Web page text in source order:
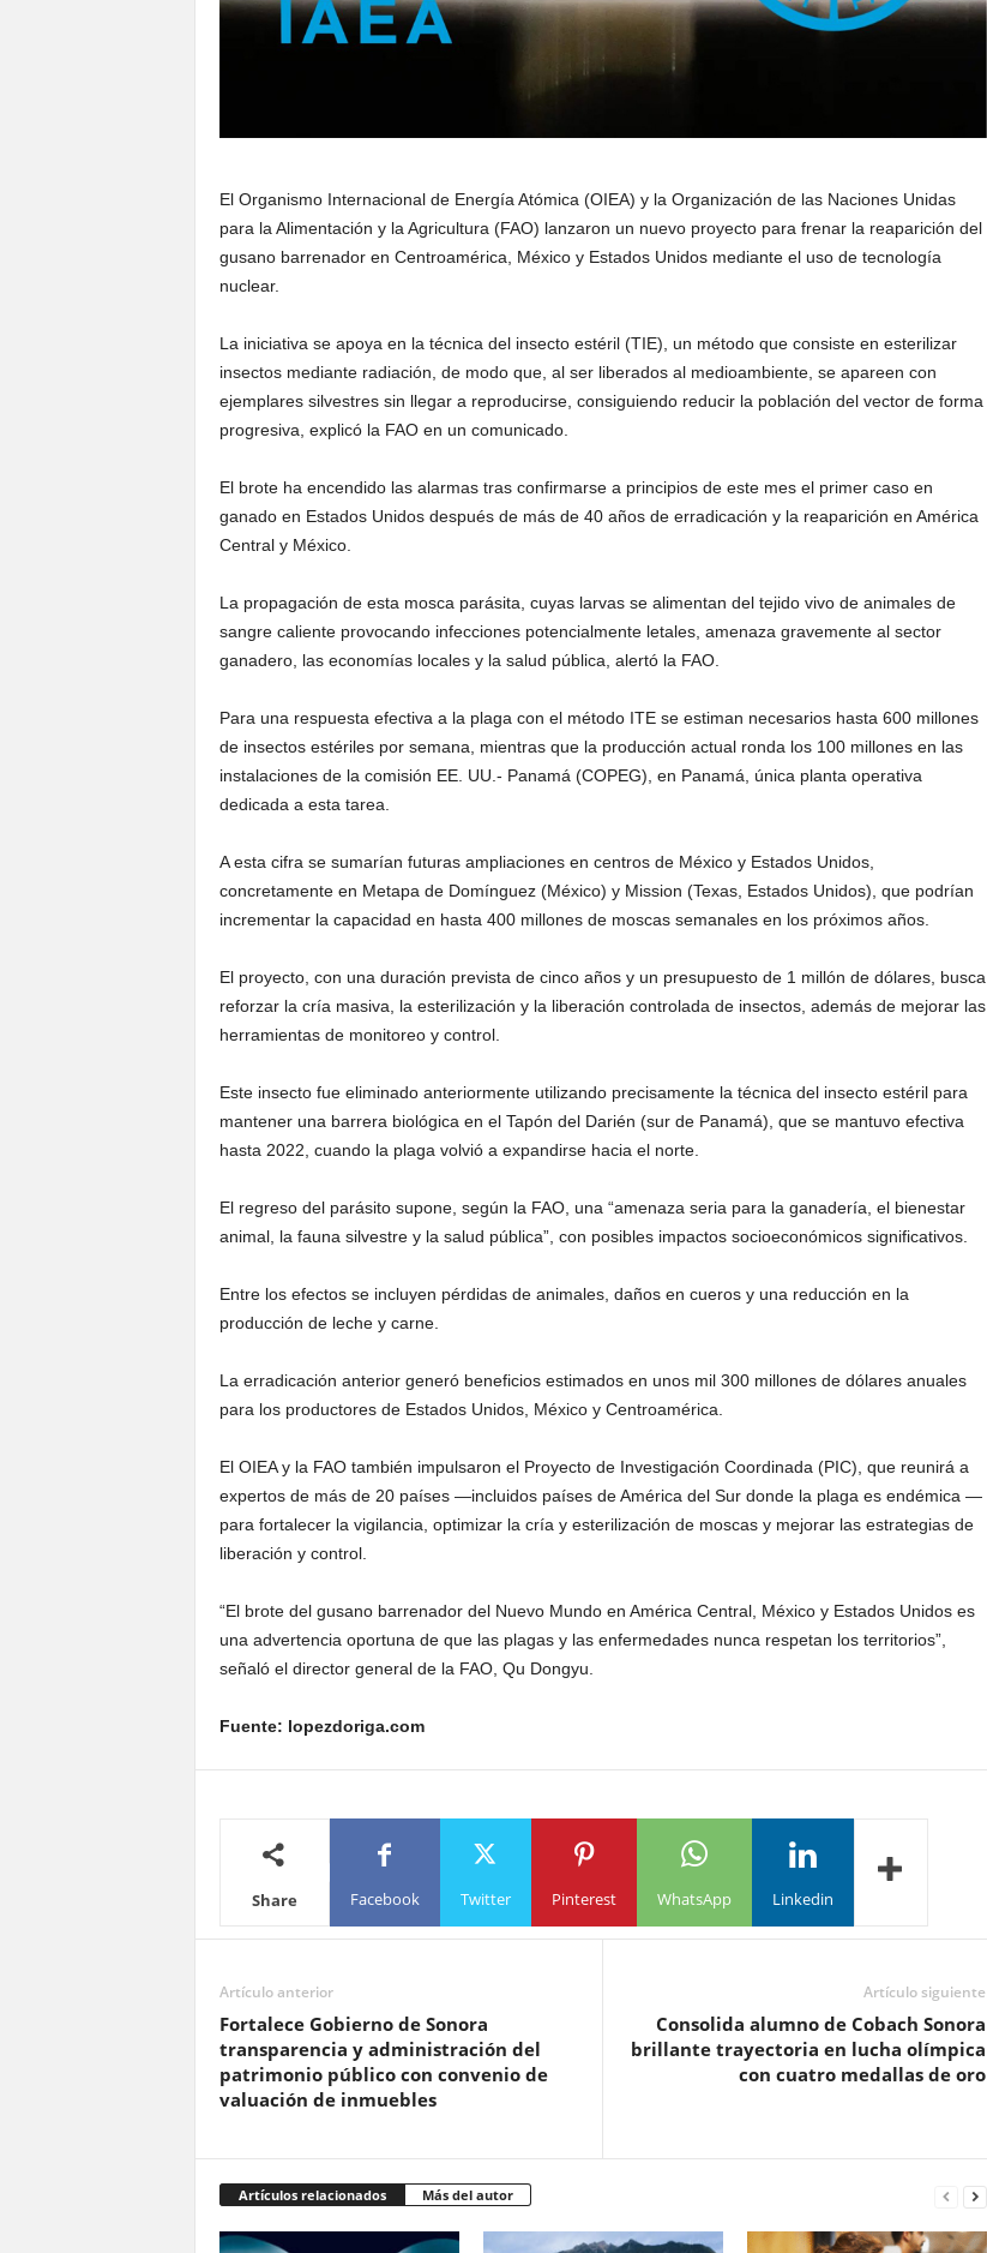
El Organismo Internacional de Energía Atómica (OIEA) y la Organización de las Naciones Unidas
para la Alimentación y la Agricultura (FAO) lanzaron un nuevo proyecto para frenar la reaparición del
gusano barrenador en Centroamérica, México y Estados Unidos mediante el uso de tecnología
nuclear.
La iniciativa se apoya en la técnica del insecto estéril (TIE), un método que consiste en esterilizar
insectos mediante radiación, de modo que, al ser liberados al medioambiente, se apareen con
ejemplares silvestres sin llegar a reproducirse, consiguiendo reducir la población del vector de forma
progresiva, explicó la FAO en un comunicado.
El brote ha encendido las alarmas tras confirmarse a principios de este mes el primer caso en
ganado en Estados Unidos después de más de 40 años de erradicación y la reaparición en América
Central y México.
La propagación de esta mosca parásita, cuyas larvas se alimentan del tejido vivo de animales de
sangre caliente provocando infecciones potencialmente letales, amenaza gravemente al sector
ganadero, las economías locales y la salud pública, alertó la FAO.
Para una respuesta efectiva a la plaga con el método ITE se estiman necesarios hasta 600 millones
de insectos estériles por semana, mientras que la producción actual ronda los 100 millones en las
instalaciones de la comisión EE. UU.- Panamá (COPEG), en Panamá, única planta operativa
dedicada a esta tarea.
A esta cifra se sumarían futuras ampliaciones en centros de México y Estados Unidos,
concretamente en Metapa de Domínguez (México) y Mission (Texas, Estados Unidos), que podrían
incrementar la capacidad en hasta 400 millones de moscas semanales en los próximos años.
El proyecto, con una duración prevista de cinco años y un presupuesto de 1 millón de dólares, busca
reforzar la cría masiva, la esterilización y la liberación controlada de insectos, además de mejorar las
herramientas de monitoreo y control.
Este insecto fue eliminado anteriormente utilizando precisamente la técnica del insecto estéril para
mantener una barrera biológica en el Tapón del Darién (sur de Panamá), que se mantuvo efectiva
hasta 2022, cuando la plaga volvió a expandirse hacia el norte.
El regreso del parásito supone, según la FAO, una “amenaza seria para la ganadería, el bienestar
animal, la fauna silvestre y la salud pública”, con posibles impactos socioeconómicos significativos.
Entre los efectos se incluyen pérdidas de animales, daños en cueros y una reducción en la
producción de leche y carne.
La erradicación anterior generó beneficios estimados en unos mil 300 millones de dólares anuales
para los productores de Estados Unidos, México y Centroamérica.
El OIEA y la FAO también impulsaron el Proyecto de Investigación Coordinada (PIC), que reunirá a
expertos de más de 20 países —incluidos países de América del Sur donde la plaga es endémica —
para fortalecer la vigilancia, optimizar la cría y esterilización de moscas y mejorar las estrategias de
liberación y control.
“El brote del gusano barrenador del Nuevo Mundo en América Central, México y Estados Unidos es
una advertencia oportuna de que las plagas y las enfermedades nunca respetan los territorios”,
señaló el director general de la FAO, Qu Dongyu.
Fuente: lopezdoriga.com
Share Facebook Twitter Pinterest WhatsApp Linkedin
Artículo anterior
Fortalece Gobierno de Sonora
transparencia y administración del
patrimonio público con convenio de
valuación de inmuebles
Artículo siguiente
Consolida alumno de Cobach Sonora
brillante trayectoria en lucha olímpica
con cuatro medallas de oro
Artículos relacionados Más del autor